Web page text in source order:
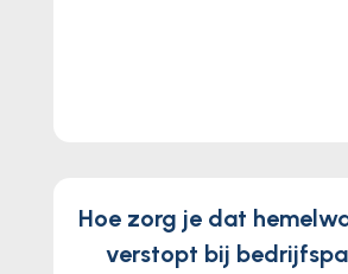
Hoe zorg je dat
verstopt bij